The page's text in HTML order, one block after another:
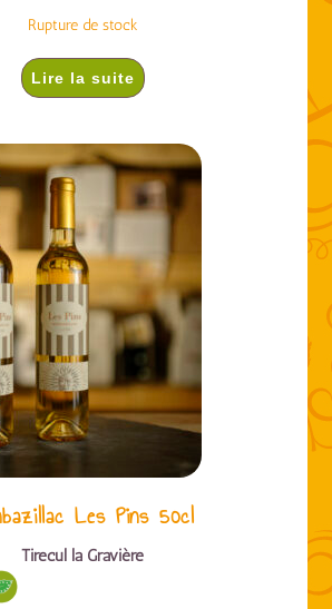
Rupture de stock
Lire la suite
Les Pins 50cl
Tirecul la Gravière